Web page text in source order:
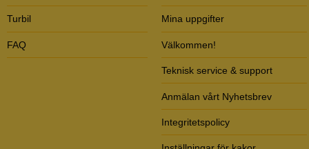
Turbil
FAQ
Mina uppgifter
Välkommen!
Teknisk service & support
Anmälan vårt Nyhetsbrev
Integritetspolicy